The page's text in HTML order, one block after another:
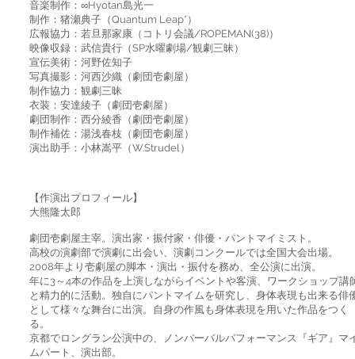
音楽制作：∞Hyotan島光一
制作：猪瀬典子（Quantum Leap*）
広報協力：若旦那家康（コトリ会議/ROPEMAN(38)）
映像収録：武信貴行（SP水曜劇場/観劇三昧）
宣伝美術：河野佐知子
写真撮影：河西沙織（劇団壱劇屋）
制作協力：観劇三昧
衣装：安達綾子（劇団壱劇屋）
劇団制作：西分綾香（劇団壱劇屋）
制作補佐：湯浅春枝（劇団壱劇屋）
演出助手：小林嵩平（W.Strudel）
【作演出プロフィール】
大熊隆太郎
劇団壱劇屋主宰。演出家・振付家・俳優・パントマイミスト。
高校の演劇部で演劇に出会い、演劇コンクールでは全国大会出場。
2008年より壱劇屋の脚本・演出・振付を務め、全公演に出演。
年に3～4本の作品を上演しながらイベントや客演、ワークショップ講
と精力的に活動。独自にパントマイムを研究し、身体表現も出来る俳
として様々な舞台に出演。自身の作風も身体表現を用いた作品をつく
る。
京都でロングラン公演中の、ノンバーバルパフォーマンス『ギア』マ
ムパート、演出部。